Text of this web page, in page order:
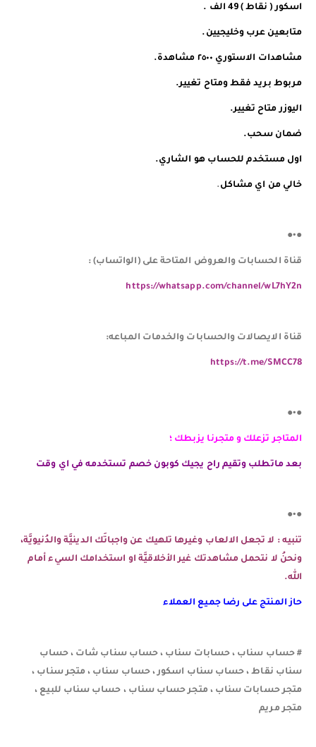
اسكور ( نقاط ) 49 الف .
️️متابعين عرب وخليجيين.
مشاهدات الاستوري ٢٥٠٠ مشاهدة.
مربوط بريد فقط ومتاح تغيير.
اليوزر متاح تغيير.
ضمان سحب.
اول مستخدم للحساب هو الشاري.
خالي من اي مشاكل.
●•●
قناة الحسابات والعروض المتاحة على (الواتساب) :
https://whatsapp.com/channel/wL7hY2n
قناة الايصالات والحسابات والخدمات المباعه:
https://t.me/SMCC78
●•●
المتاجر تزعلك و متجرنا يزبطك ؛
بعد ماتطلب وتقيم راح يجيك كوبون خصم تستخدمه في اي وقت
●•●
تنبيه : لا تجعل الالعاب وغيرها تلهيك عن واجباتَك الدينيَّة والدُنيويَّة،
ونحنُ لا نتحمل مشاهدتك غير الأخلاقيَّة او استخدامك السيء أمام
الله.
حاز المنتج على رضا جميع العملاء
# حساب سناب ، حسابات سناب ، حساب سناب شات ، حساب
سناب نقاط ، حساب سناب اسكور ، حساب سناب ، متجر سناب ،
متجر حسابات سناب ، متجر حساب سناب ، حساب سناب للبيع ،
متجر مريم